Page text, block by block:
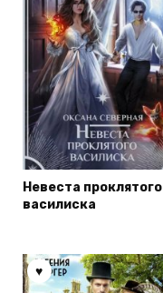
Невеста проклятого
василиска